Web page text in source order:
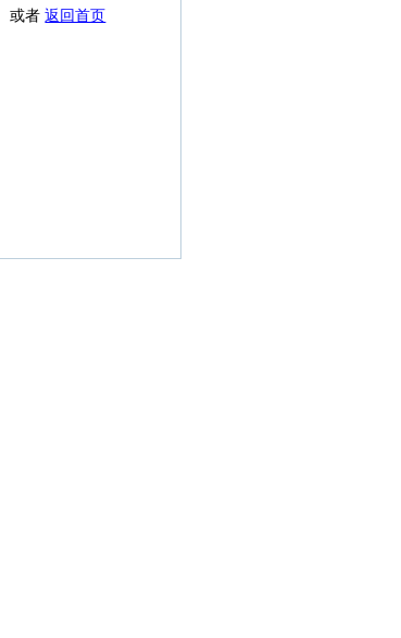
或者返回首页